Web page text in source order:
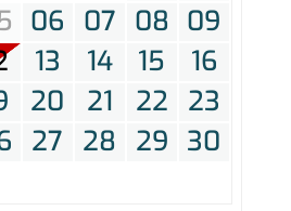
06 07 08 09
13 14 15
16
20 21 22
23
27 28 29 30